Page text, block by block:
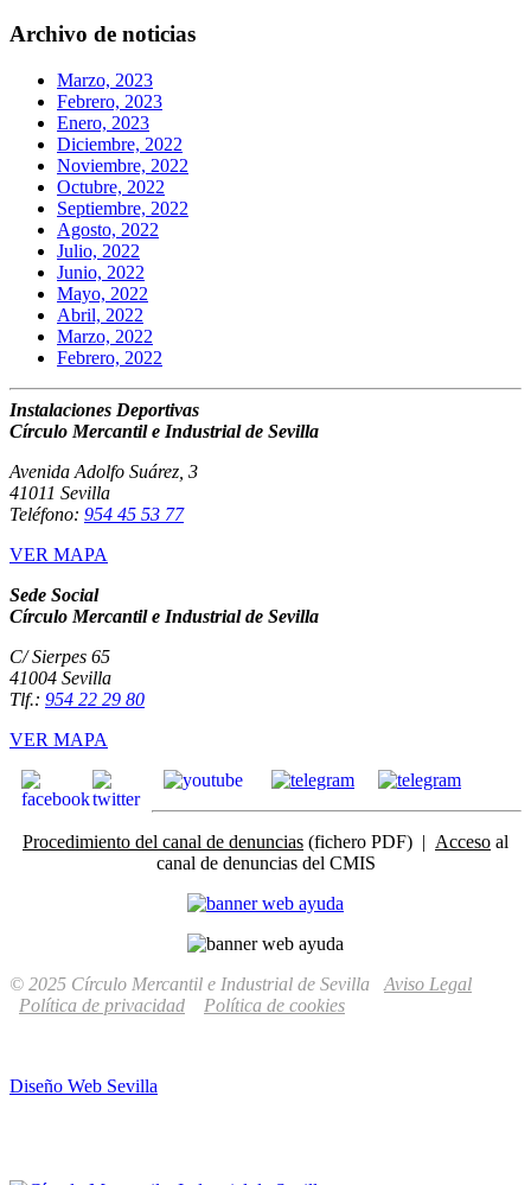
Archivo de noticias
Marzo, 2023
Febrero, 2023
Enero, 2023
Diciembre, 2022
Noviembre, 2022
Octubre, 2022
Septiembre, 2022
Agosto, 2022
Julio, 2022
Junio, 2022
Mayo, 2022
Abril, 2022
Marzo, 2022
Febrero, 2022
Instalaciones Deportivas
Círculo Mercantil e Industrial de Sevilla
Avenida Adolfo Suárez, 3
41011 Sevilla
Teléfono: 954 45 53 77
VER MAPA
Sede Social
Círculo Mercantil e Industrial de Sevilla
C/ Sierpes 65
41004 Sevilla
Tlf.: 954 22 29 80
VER MAPA
Procedimiento del canal de denuncias (fichero PDF) | Acceso al
canal de denuncias del CMIS
© 2025 Círculo Mercantil e Industrial de Sevilla Aviso Legal
Política de privacidad
Política de cookies
Diseño Web Sevilla